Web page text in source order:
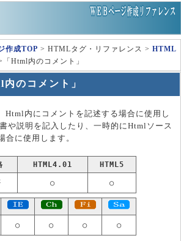
作成TOP > HTMLタグ・リファレンス > HTML
Html内のコメント」
のコメント」
Html内にコメントを記述する場合に使用し
や説明を記入したり、一時的にHtmlソース
合に使用します。
HTML4.01 HTML5
○ ○
○ ○ ○ ○